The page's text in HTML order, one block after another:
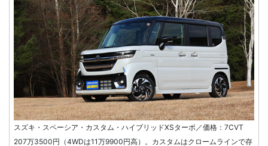
スズキ・スペーシア・カスタム・ハイブリッドXSターボ／価格：7CVT
207万3500円（4WDは11万9900円高）。カスタムはクロームラインで存